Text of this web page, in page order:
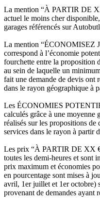
La mention “À PARTIR DE
actuel le moins cher
garages référencés sur
La mention “ÉCONOMISEZ
correspond à l’économie
fourchette entre la proposition
au sein de laquelle un
fait une demande de devis ont
dans le rayon géographique à
Les ÉCONOMIES
calculés grâce à une moyenne
réalisés sur les propositions de
services dans le rayon à partir
Les prix “À PARTIR DE XX
toutes les demi-heures et sont
prix maximum et économies
en pourcentage sont mises à
avril, 1er juillet et 1er octobre)
provenant de demandes ayant